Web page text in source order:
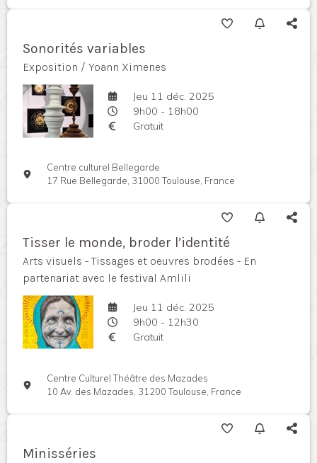
Sonorités variables
Exposition / Yoann Ximenes
Jeu 11 déc. 2025
9h00 - 18h00
Gratuit
Centre culturel Bellegarde
17 Rue Bellegarde, 31000 Toulouse, France
Tisser le monde, broder l’identité
Arts visuels - Tissages et oeuvres brodées - En
partenariat avec le festival Amlili
Jeu 11 déc. 2025
9h00 - 12h30
Gratuit
Centre Culturel Théâtre des Mazades
10 Av. des Mazades, 31200 Toulouse, France
Minisséries